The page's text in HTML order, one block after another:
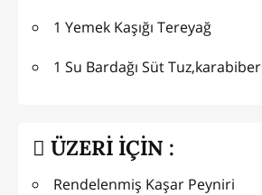
1 Yemek Kaşığı Tereyağ
1 Su Bardağı Süt Tuz,karabiber
ÜZERİ İÇİN :
Rendelenmiş Kaşar Peyniri